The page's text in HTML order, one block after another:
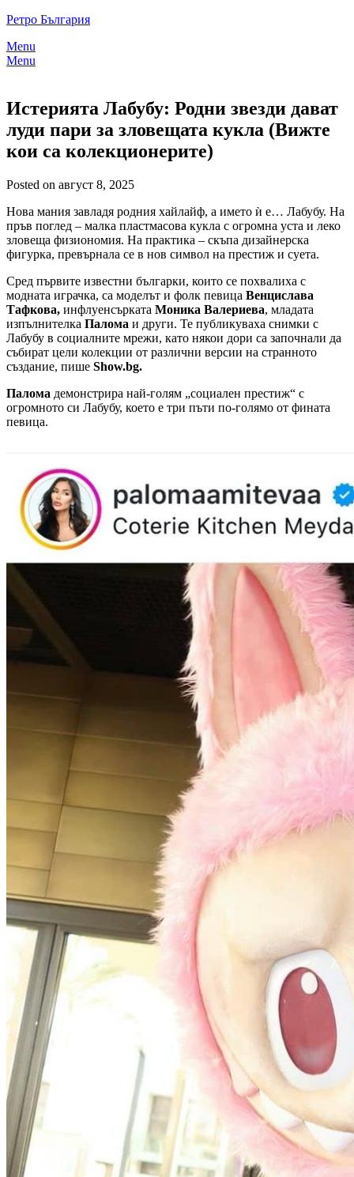
Skip
content
Ретро България
Menu
Menu
Истерията Лабубу: Родни звезди дават
луди пари за зловещата кукла (Вижте
кои са колекционерите)
Posted on август 8, 2025
Нова мания завладя родния хайлайф, а името ѝ е… Лабубу. На
пръв поглед – малка пластмасова кукла с огромна уста и леко
зловеща физиономия. На практика – скъпа дизайнерска
фигурка, превърнала се в нов символ на престиж и суета.
Сред първите известни българки, които се похвалиха с
модната играчка, са моделът и фолк певица Венцислава
Тафкова, инфлуенсърката Моника Валериева, младата
изпълнителка Палома и други. Те публикуваха снимки с
Лабубу в социалните мрежи, като някои дори са започнали да
събират цели колекции от различни версии на странното
създание, пише Show.bg.
Палома демонстрира най-голям „социален престиж“ с
огромното си Лабубу, което е три пъти по-голямо от фината
певица.